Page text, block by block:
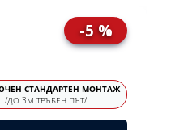
-5 %
СТАНДАРТЕН МОНТАЖ
/ДО 3М ТРЪБЕН ПЪТ/